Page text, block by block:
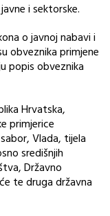
i sektorske.
o javnoj nabavi i
obveznika primjene
popis obveznika
Hrvatska,
primjerice
Vlada, tijela
središnjih
Državno
te druga državna